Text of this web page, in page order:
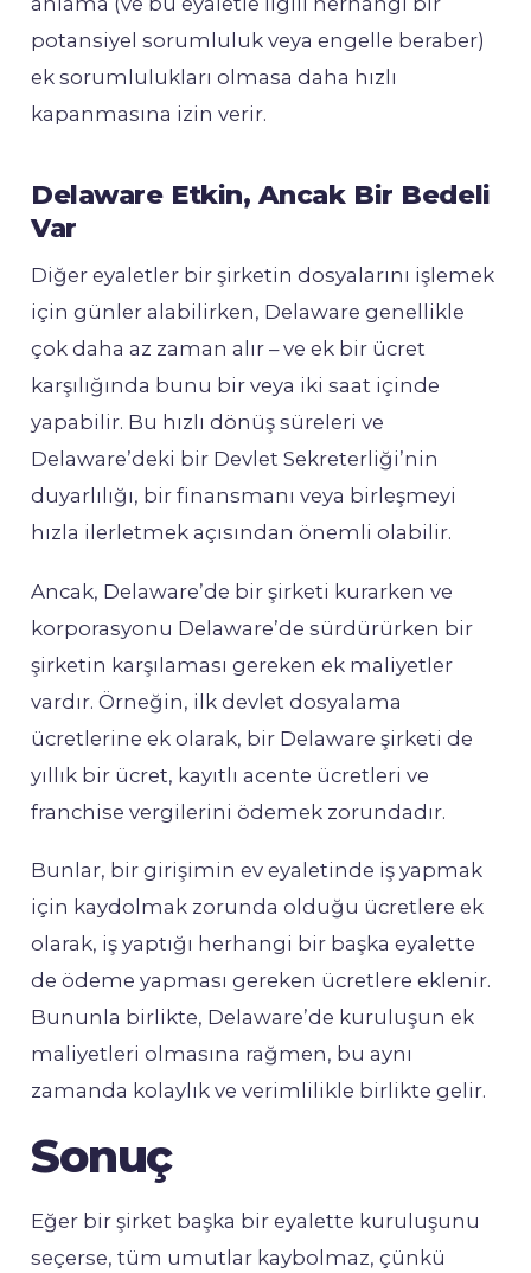
potansiyel sorumluluk veya engelle beraber)
ek sorumlulukları olmasa daha hızlı
kapanmasına izin verir.
Delaware Etkin, Ancak Bir Bedeli
Var
Diğer eyaletler bir şirketin dosyalarını işlemek
için günler alabilirken, Delaware genellikle
çok daha az zaman alır – ve ek bir ücret
karşılığında bunu bir veya iki saat içinde
yapabilir. Bu hızlı dönüş süreleri ve
Delaware’deki bir Devlet Sekreterliği’nin
duyarlılığı, bir finansmanı veya birleşmeyi
hızla ilerletmek açısından önemli olabilir.
Ancak, Delaware’de bir şirketi kurarken ve
korporasyonu Delaware’de sürdürürken bir
şirketin karşılaması gereken ek maliyetler
vardır. Örneğin, ilk devlet dosyalama
ücretlerine ek olarak, bir Delaware şirketi de
yıllık bir ücret, kayıtlı acente ücretleri ve
franchise vergilerini ödemek zorundadır.
Bunlar, bir girişimin ev eyaletinde iş yapmak
için kaydolmak zorunda olduğu ücretlere ek
olarak, iş yaptığı herhangi bir başka eyalette
de ödeme yapması gereken ücretlere eklenir.
Bununla birlikte, Delaware’de kuruluşun ek
maliyetleri olmasına rağmen, bu aynı
zamanda kolaylık ve verimlilikle birlikte gelir.
Sonuç
Eğer bir şirket başka bir eyalette kuruluşunu
seçerse, tüm umutlar kaybolmaz, çünkü